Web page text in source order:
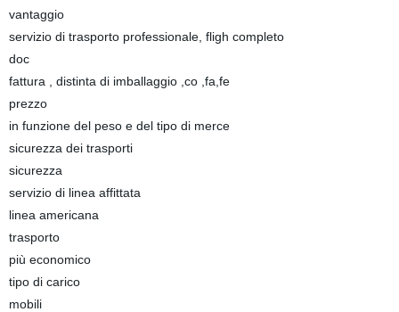
vantaggio
servizio di trasporto professionale, fligh completo
doc
fattura , distinta di imballaggio ,co ,fa,fe
prezzo
in funzione del peso e del tipo di merce
sicurezza dei trasporti
sicurezza
servizio di linea affittata
linea americana
trasporto
più economico
tipo di carico
mobili